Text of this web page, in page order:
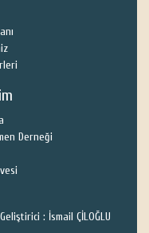
Derneği
Geliştirici : İsmail ÇİLOĞLU